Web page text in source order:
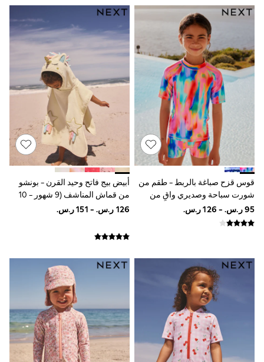
White
Grey
Green
Red
All Branded Schoolwear
adidas
Nike
Clarks
Start Rite
Smiggle
Eastpak
Bags & Backpacks
Caps
Belts
Jumpers
All Girls Sports & Swimwear
T-Shirts
Bags & Backpacks
Shirts
Polo Shirts
GIRLS
E-Gift Card
New In
New In from Next
0-2 years
3-5 years
6-8 years
قوس قزح صباغة بالربط - طقم من
شورت سباحة وصديري واقٍ من
الطفح الجلدي والشمس (3 - 16 سنة)
أبيض بيج فاتح وحيد القرن - بونشو
من قماش المناشف (9 شهور - 10
سنوات)